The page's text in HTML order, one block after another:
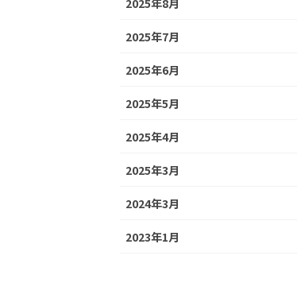
2025年7月
2025年6月
2025年5月
2025年4月
2025年3月
2024年3月
2023年1月